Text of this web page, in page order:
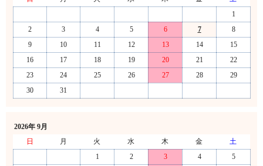
1
2
3 4 5 6 7
8
9
10 11 12 13 14
15
16
17 18 19 20 21
22
23
24 25 26 27 28
29
30
31
2026年 9月
日
月 火 水 木 金
土
1
2 3 4
5